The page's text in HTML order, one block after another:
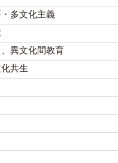
多文化主義
異文化間教育
共生